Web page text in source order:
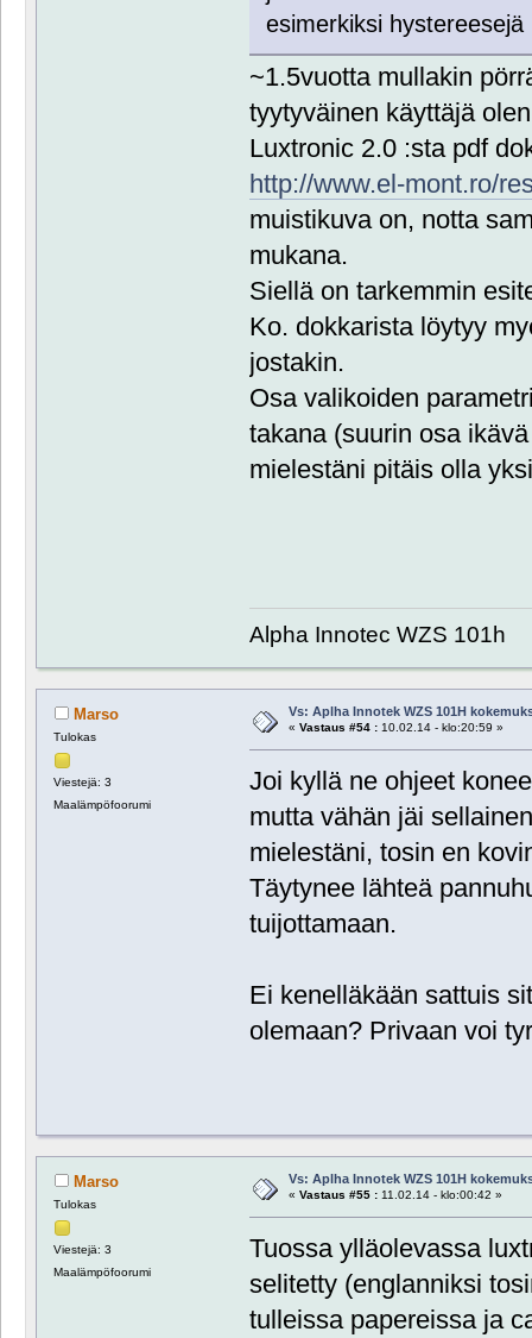
esimerkiksi hystereesejä
~1.5vuotta mullakin
tyytyväinen käyttäjä
Luxtronic 2.0 :sta pdf
http://www.el-mont.ro/
muistikuva on, notta
mukana.
Siellä on tarkemmin
Ko. dokkarista löytyy
jostakin.
Osa valikoiden
takana (suurin osa
mielestäni pitäis olla
Alpha Innotec WZS 101h
Marso
Tulokas
Viestejä: 3
Maalämpöfoorumi
Vs: Aplha Innotek WZS 101H
« Vastaus #54 :10.02.14 - klo:20:59 »
Joi kyllä ne ohjeet
mutta vähän jäi
mielestäni, tosin en
Täytynee lähteä
tuijottamaan.
Ei kenelläkään sattuis
olemaan? Privaan voi
Marso
Tulokas
Viestejä: 3
Maalämpöfoorumi
Vs: Aplha Innotek WZS 101H
« Vastaus #55 :11.02.14 - klo:00:42 »
Tuossa ylläolevassa
selitetty (englanniksi
tulleissa papereissa ja